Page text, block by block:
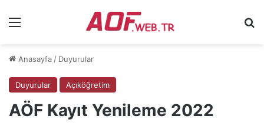
Menü
Anasayfa / Duyurular
Duyurular Açıköğretim
AÖF Kayıt Yenileme 2022